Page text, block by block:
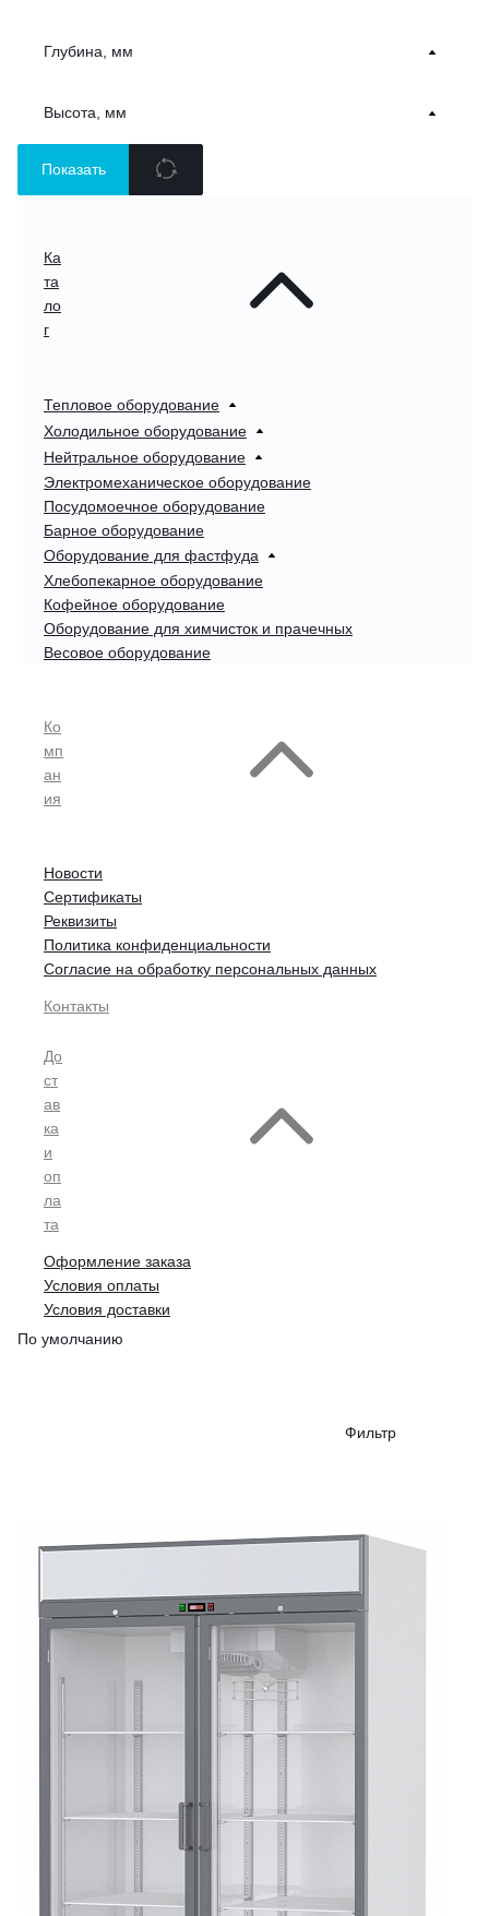
Глубина, мм
Высота, мм
Показать
Ка
та
ло
г
Тепловое оборудование
Холодильное оборудование
Нейтральное оборудование
Электромеханическое оборудование
Посудомоечное оборудование
Барное оборудование
Оборудование для фастфуда
Хлебопекарное оборудование
Кофейное оборудование
Оборудование для химчисток и прачечных
Весовое оборудование
Ко
мп
ан
ия
Новости
Сертификаты
Реквизиты
Политика конфиденциальности
Согласие на обработку персональных данных
Контакты
До
ст
ав
ка
и
оп
ла
та
Оформление заказа
Условия оплаты
Условия доставки
По умолчанию
Фильтр